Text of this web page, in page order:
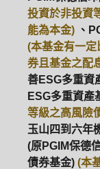
投資於非投資
能為本金) 、
(本基金有一
券且基金之配
善ESG多重資
ESG多重資產
等級之高風險
玉山四到六年
(原PGIM保德
債券基金) (本